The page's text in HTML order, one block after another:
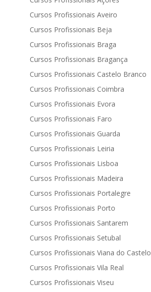
Cursos Profissionais Aveiro
Cursos Profissionais Beja
Cursos Profissionais Braga
Cursos Profissionais Bragança
Cursos Profissionais Castelo Branco
Cursos Profissionais Coimbra
Cursos Profissionais Evora
Cursos Profissionais Faro
Cursos Profissionais Guarda
Cursos Profissionais Leiria
Cursos Profissionais Lisboa
Cursos Profissionais Madeira
Cursos Profissionais Portalegre
Cursos Profissionais Porto
Cursos Profissionais Santarem
Cursos Profissionais Setubal
Cursos Profissionais Viana do Castelo
Cursos Profissionais Vila Real
Cursos Profissionais Viseu